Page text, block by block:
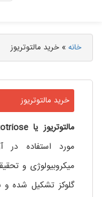
خانه» خرید مالتوتریوز
خرید مالتوتریوز
مالتوتریوز یا Maltotriose
مورد استفاده در
میکروبیولوژی و
گلوکز تشکیل شده و